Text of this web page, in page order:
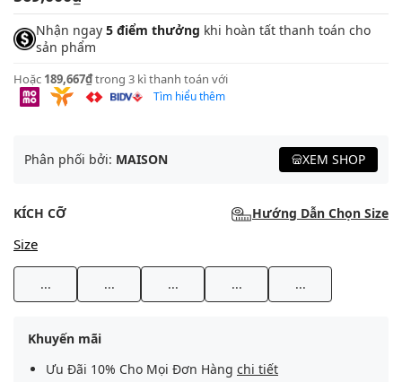
Nhận ngay 5 điểm thưởng khi hoàn tất thanh toán cho
sản phẩm
Hoặc 189,667₫trong 3 kì thanh toán với
Tìm hiểu thêm
Phân phối bởi: MAISON XEM SHOP
KÍCH CỠ Hướng Dẫn Chọn Size
Size
... ... ... ... ...
Khuyến mãi
Ưu Đãi 10% Cho Mọi Đơn Hàng chi tiết